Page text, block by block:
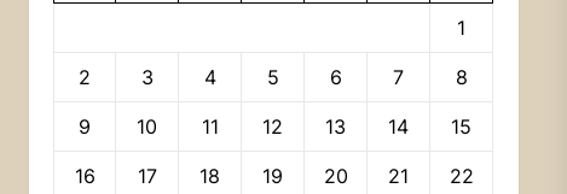
1
2 3 4 5 6 7 8
9 10 11 12 13 14 15
16 17 18 19 20 21 22